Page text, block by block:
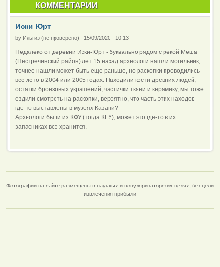
КОММЕНТАРИИ
Иски-Юрт
by Ильгиз (не проверено) - 15/09/2020 - 10:13
Недалеко от деревни Иски-Юрт - буквально рядом с рекой Меша
(Пестречинский район) лет 15 назад археологи нашли могильник,
точнее нашли может быть еще раньше, но раскопки проводились
все лето в 2004 или 2005 годах. Находили кости древних людей,
остатки бронзовых украшений, частички ткани и керамику, мы тоже
ездили смотреть на раскопки, вероятно, что часть этих находок
где-то выставлены в музеях Казани?
Археологи были из КФУ (тогда КГУ), может это где-то в их
запасниках все хранится.
Фотографии на сайте размещены в научных и популяризаторских целях, без цели
извлечения прибыли